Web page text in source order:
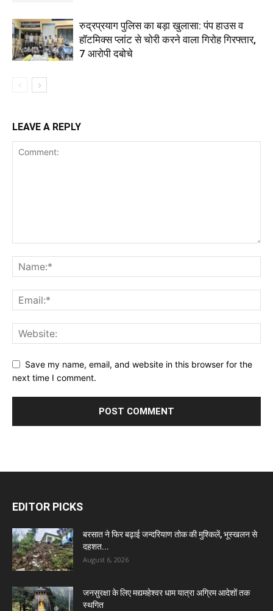
रुद्रप्रयाग पुलिस का बड़ा खुलासा: पंप हाउस व
हॉटमिक्स प्लांट से चोरी करने वाला गिरोह गिरफ्तार,
7 आरोपी दबोचे
LEAVE A REPLY
Save my name, email, and website in this browser for the
next time I comment.
EDITOR PICKS
बरसात ने फिर बढ़ाई जन्दरियाण तोक की मुश्किलें, भूस्खलन से
दहशत...
August 6, 2026
जनसुरक्षा के लिए मद्यमहेश्वर धाम यात्रा अग्रिम आदेशों तक
स्थगित